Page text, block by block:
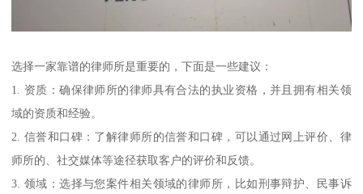
选择一家靠谱的律师所是重要的，下面是一些建议：
1. 资质：确保律师所的律师具有合法的执业资格，并且拥有相关领
域的资质和经验。
2. 信誉和口碑：了解律师所的信誉和口碑，可以通过网上评价、律
师所的、社交媒体等途径获取客户的评价和反馈。
3. 领域：选择与您案件相关领域的律师所，比如刑事辩护、民事诉